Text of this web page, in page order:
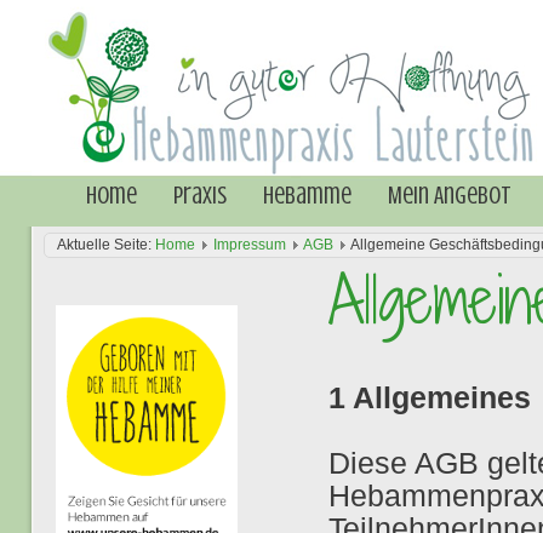
Home Praxis Hebamme Mein Angebot
Aktuelle Seite: Home Impressum AGB Allgemeine
1 Allgemeines
Diese AGB